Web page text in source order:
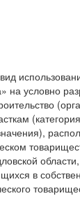
на условно
в